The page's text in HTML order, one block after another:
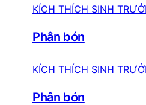
KÍCH THÍCH SINH
Phân bón
KÍCH THÍCH SINH
Phân bón